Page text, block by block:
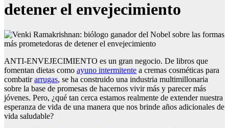
detener el envejecimiento
ANTI-ENVEJECIMIENTO es un gran negocio. De libros que
fomentan dietas como ayuno intermitente a cremas cosméticas para
combatirarrugas, se ha construido una industria multimillonaria
sobre la base de promesas de hacernos vivir más y parecer más
jóvenes. Pero, ¿qué tan cerca estamos realmente de extender nuestra
esperanza de vida de una manera que nos brinde años adicionales de
vida saludable?